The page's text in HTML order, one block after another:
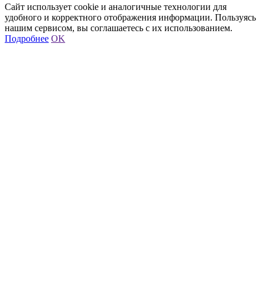
Сайт использует cookie и аналогичные технологии для
удобного и корректного отображения информации. Пользуясь
нашим сервисом, вы соглашаетесь с их использованием.
Подробнее OK